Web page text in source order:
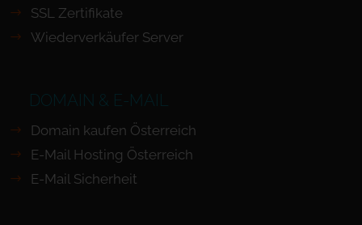
SSL Zertifikate
Wiederverkäufer Server
DOMAIN & E-MAIL
Domain kaufen Österreich
E-Mail Hosting Österreich
E-Mail Sicherheit